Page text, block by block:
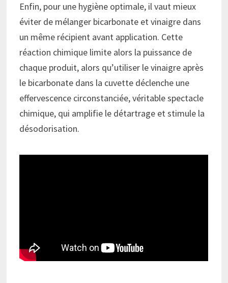
Enfin, pour une hygiène optimale, il vaut mieux
éviter de mélanger bicarbonate et vinaigre dans
un même récipient avant application. Cette
réaction chimique limite alors la puissance de
chaque produit, alors qu’utiliser le vinaigre après
le bicarbonate dans la cuvette déclenche une
effervescence circonstanciée, véritable spectacle
chimique, qui amplifie le détartrage et stimule la
désodorisation.